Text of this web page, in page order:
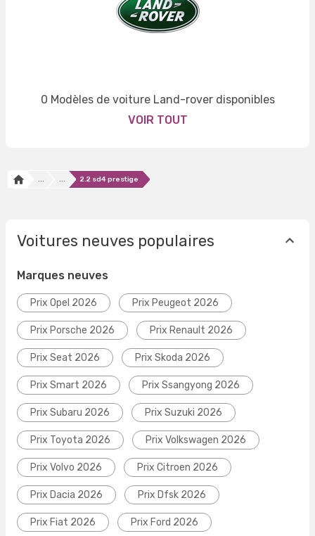
0 Modèles de voiture Land-rover disponibles
VOIR TOUT
... ... 2.2 sd4 prestige
Voitures neuves populaires
Marques neuves
Prix Opel 2026 Prix Peugeot 2026
Prix Porsche 2026 Prix Renault 2026
Prix Seat 2026 Prix Skoda 2026
Prix Smart 2026 Prix Ssangyong 2026
Prix Subaru 2026 Prix Suzuki 2026
Prix Toyota 2026 Prix Volkswagen 2026
Prix Volvo 2026 Prix Citroen 2026
Prix Dacia 2026 Prix Dfsk 2026
Prix Fiat 2026 Prix Ford 2026